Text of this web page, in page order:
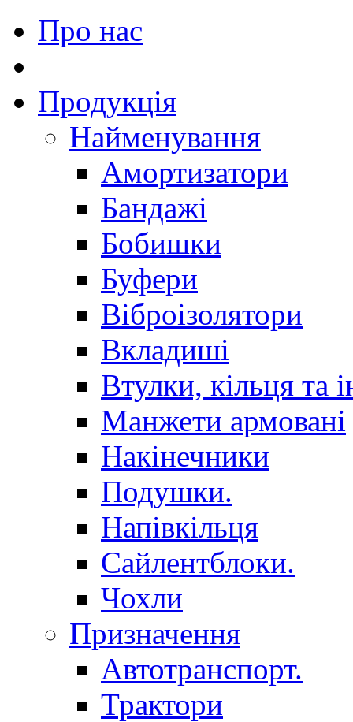
Про нас
Продукція
Найменування
Амортизатори
Бандажі
Бобишки
Буфери
Віброізолятори
Вкладиші
Втулки, кільця та
Манжети армовані
Накінечники
Подушки.
Напівкільця
Сайлентблоки.
Чохли
Призначення
Автотранспорт.
Трактори